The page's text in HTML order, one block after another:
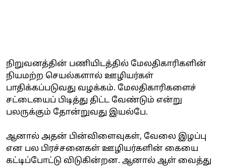
நிறுவனத்தின் பணியிடத்தில் மேலதிகாரிகளின்
நியமற்ற செயல்களால் ஊழியர்கள்
பாதிக்கப்படுவது வழக்கம். மேலதிகாரிகளைச்
சட்டையைப் பிடித்து திட்ட வேண்டும் என்று
பலருக்கும் தோன்றுவது இயல்பே.
ஆனால் அதன் பின்விளைவுகள், வேலை இழப்பு
என பல பிரச்சனைகள் ஊழியர்களின் கையை
கட்டிப்போட்டு விடுகின்றன. ஆனால் ஆள் வைத்து